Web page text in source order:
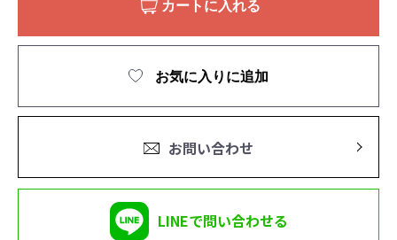
カートに入れる
お気に入りに追加
お問い合わせ
LINEで問い合わせる